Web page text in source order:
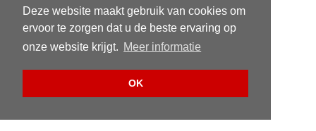
Deze website maakt gebruik van cookies om
ervoor te zorgen dat u de beste ervaring op
onze website krijgt. Meer informatie
OK